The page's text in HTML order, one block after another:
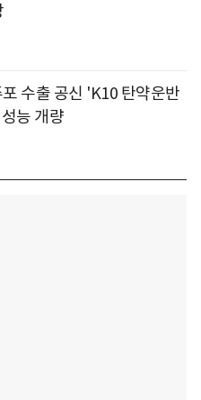
수출 공신 'K10 탄약운반
능 개량